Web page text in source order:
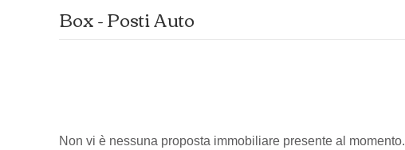
Box - Posti Auto
Non vi è nessuna proposta immobiliare presente al momento.